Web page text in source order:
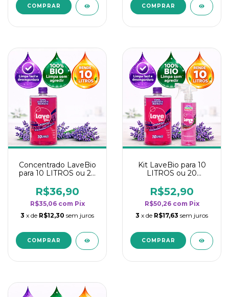
Concentrado LaveBio
para 10 LITROS ou 20
rendimento da
categoria - Lavanda
R$36,90
R$35,06 com Pix
3 x de R$12,30 sem juros
Kit LaveBio para 10
LITROS ou 20
rendimento da
categoria - Lavanda
R$52,90
R$50,26 com Pix
3 x de R$17,63 sem juros